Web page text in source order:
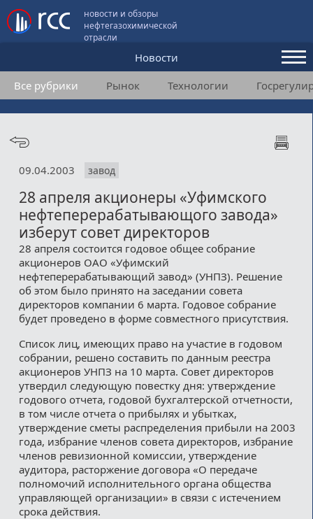
новости и обзоры
нефтегазохимической
отрасли
Новости
Аналитика и мнения
Конференции
Пользовательское соглашение
Медиакит
Контакты
Все рубрики Рынок Технологии
09.04.2003 завод
28 апреля акционеры «Уфимского
нефтеперерабатывающого завода»
изберут совет директоров
28 апреля состоится годовое общее собрание
акционеров ОАО «Уфимский
нефтеперерабатывающий завод» (УНПЗ). Решение
об этом было принято на заседании совета
директоров компании 6 марта. Годовое собрание
будет проведено в форме совместного присутствия.
Список лиц, имеющих право на участие в годовом
собрании, решено составить по данным реестра
акционеров УНПЗ на 10 марта. Совет директоров
утвердил следующую повестку дня: утверждение
годового отчета, годовой бухгалтерской отчетности,
в том числе отчета о прибылях и убытках,
утверждение сметы распределения прибыли на 2003
года, избрание членов совета директоров, избрание
членов ревизионной комиссии, утверждение
аудитора, расторжение договора «О передаче
полномочий исполнительного органа общества
управляющей организации» в связи с истечением
срока действия.